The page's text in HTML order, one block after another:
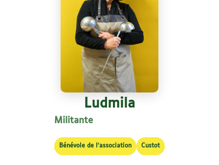
Ludmila
Militante
Bénévole de l'association Custot